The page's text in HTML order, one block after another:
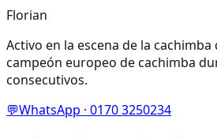
Florian
Activo en la escena de la cachimba
campeón europeo de cachimba
consecutivos.
💬WhatsApp · 0170 3250234